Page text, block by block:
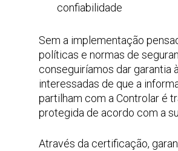
confiabilidade
Sem a implementação
políticas e normas de
conseguiríamos dar garantia
interessadas de que a
partilham com a Controlar é
protegida de acordo com a
Através da certificação,